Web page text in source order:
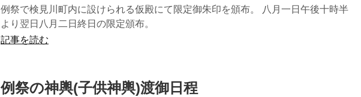
例祭で検見川町内に設けられる仮殿にて限定御朱印を頒布。 八月一日午後十時半
より翌日八月二日終日の限定頒布。
記事を読む
例祭の神輿(子供神輿)渡御日程